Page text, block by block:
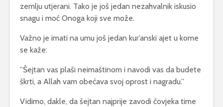
zemlju utjerani. Tako je još jedan nezahvalnik iskusio
snagu i moć Onoga koji sve može.
Važno je imati na umu još jedan kur’anski ajet u kome
se kaže:
”Šejtan vas plaši neimaštinom i navodi vas da budete
škrti, a Allah vam obećava svoj oprost i nagradu.”
Vidimo, dakle, da šejtan najprije zavodi čovjeka time